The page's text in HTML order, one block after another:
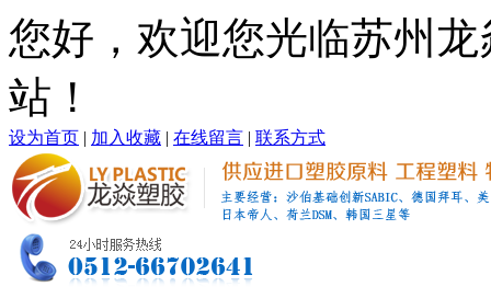
您好，欢迎您光临苏州
站！
设为首页 | 加入收藏 | 在线留言 | 联系方式